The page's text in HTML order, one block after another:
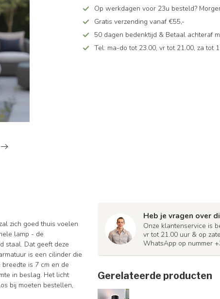
Op werkdagen voor 23u besteld?
Gratis verzending vanaf €55,-
50 dagen bedenktijd & Betaal achteraf
Tel: ma-do tot 23.00, vr tot 21.00, za tot
zich goed thuis voelen
lamp - de
staal. Dat geeft deze
is een cilinder die
is 7 cm en de
in beslag. Het licht
bij moeten bestellen,
Heb je vragen over
Onze klantenservice is
vr tot 21.00 uur & op
WhatsApp op nummer
Gerelateerde producten